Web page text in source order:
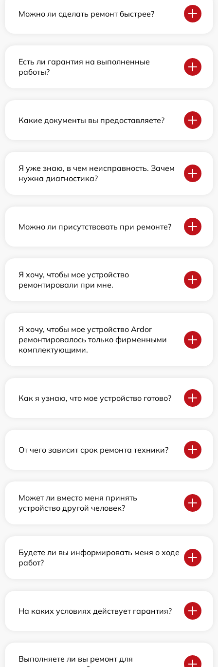
Можно ли сделать ремонт быстрее?
Есть ли гарантия на выполненные
работы?
Какие документы вы предоставляете?
Я уже знаю, в чем неисправность. Зачем
нужна диагностика?
Можно ли присутствовать при ремонте?
Я хочу, чтобы мое устройство
ремонтировали при мне.
Я хочу, чтобы мое устройство Ardor
ремонтировалось только фирменными
комплектующими.
Как я узнаю, что мое устройство готово?
От чего зависит срок ремонта техники?
Может ли вместо меня принять
устройство другой человек?
Будете ли вы информировать меня о ходе
работ?
На каких условиях действует гарантия?
Выполняете ли вы ремонт для